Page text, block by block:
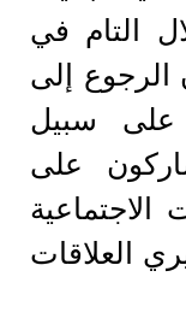
التام في
إلى
على سبيل
على
الاجتماعية
العلاقات